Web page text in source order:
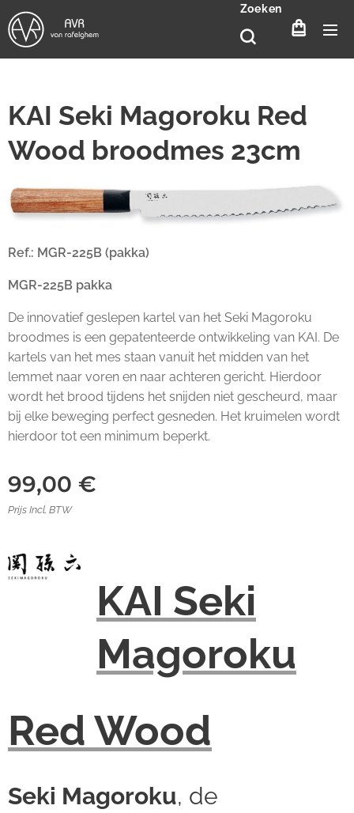
Zoeken
KAI Seki Magoroku Red
Wood broodmes 23cm
Ref.: MGR-225B (pakka)
MGR-225B pakka
De innovatief geslepen kartel van het Seki Magoroku
broodmes is een gepatenteerde ontwikkeling van KAI. De
kartels van het mes staan vanuit het midden van het
lemmet naar voren en naar achteren gericht. Hierdoor
wordt het brood tijdens het snijden niet gescheurd, maar
bij elke beweging perfect gesneden. Het kruimelen wordt
hierdoor tot een minimum beperkt.
99,00 €
Prijs Incl. BTW
KAI Seki
Magoroku
Red Wood
Seki Magoroku, de